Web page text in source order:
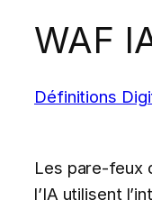
WAF
Définitions
Les pare-feux
l’IA utilisent